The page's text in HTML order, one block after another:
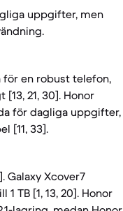
uppgifter, men
för en robust telefon,
21, 30]. Honor
för dagliga uppgifter,
[11, 33].
Galaxy Xcover7
TB [1, 13, 20]. Honor